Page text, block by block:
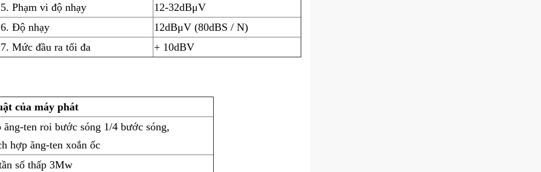
5. Phạm vi độ nhạy
12-32dBμV
6. Độ nhạy
12dBμV (80dBS / N)
7. Mức đầu ra tối đa
+ 10dBV
của máy phát
ten roi bước sóng 1/4 bước sóng,
hợp ăng-ten xoắn ốc
số thấp 3Mw